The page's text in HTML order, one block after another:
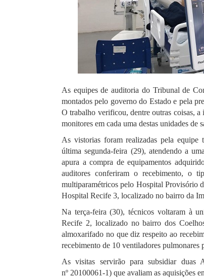
As equipes de auditoria do Tribunal de
montados pelo governo do Estado e pela
O trabalho verificou, dentre outras coisas,
monitores em cada uma destas unidades de
As vistorias foram realizadas pela
última segunda-feira (29), atendendo a
apura a compra de equipamentos
auditores conferiram o recebimento, o
multiparamétricos pelo Hospital Provisório
Hospital Recife 3, localizado no bairro da
Na terça-feira (30), técnicos voltaram à
Recife 2, localizado no bairro dos
almoxarifado no que diz respeito ao
recebimento de 10 ventiladores pulmonares
As visitas servirão para subsidiar duas
nº 20100061-1) que avaliam as aquisições